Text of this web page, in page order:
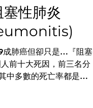
的左腳趾甚至還不慎擦
事情還是發生了-經檢傷
到院前心跳停止，
醫療團隊立刻展開與時
、並毫不間斷地進行心
乎窒息的7分鐘裡，急診
終於再次發出規律的聲
性肺炎
成肺癌但卻只是…『阻塞
前十大死因，前三名分
中多數的死亡率都是持